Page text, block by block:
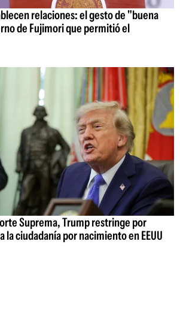
relaciones: el gesto de "buena
de Fujimori que permitió el
Suprema, Trump restringe por
ciudadanía por nacimiento en EEUU